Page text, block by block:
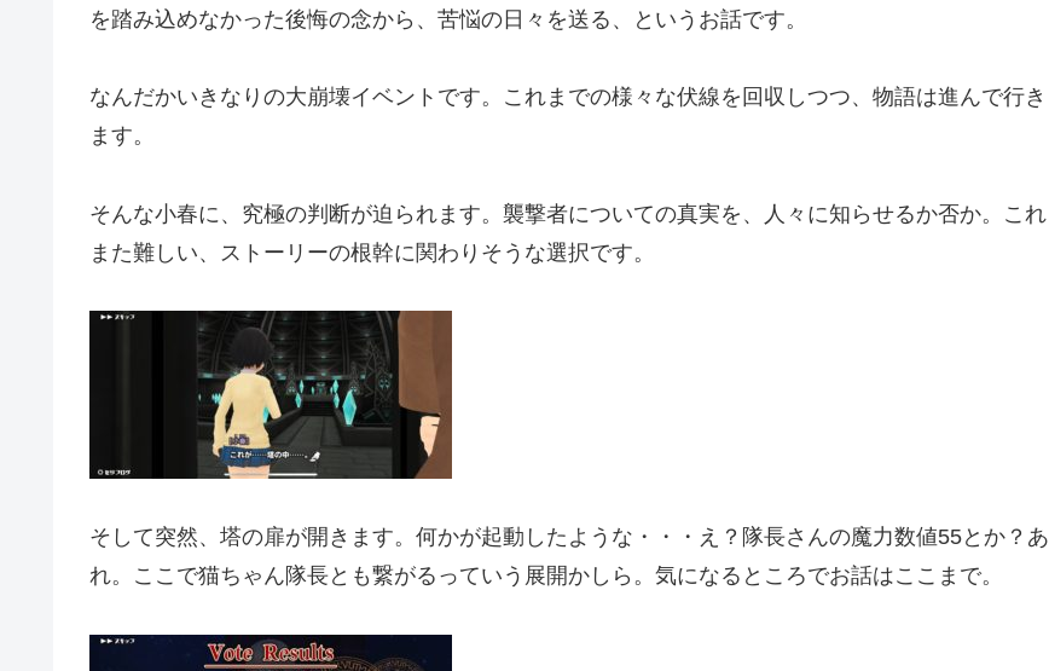
を踏み込めなかった後悔の念から、苦悩の日々を送る、というお話です。
なんだかいきなりの大崩壊イベントです。これまでの様々な伏線を回収しつつ、物語は進んで行き
ます。
そんな小春に、究極の判断が迫られます。襲撃者についての真実を、人々に知らせるか否か。これ
また難しい、ストーリーの根幹に関わりそうな選択です。
そして突然、塔の扉が開きます。何かが起動したような・・・え？隊長さんの魔力数値55とか？あ
れ。ここで猫ちゃん隊長とも繋がるっていう展開かしら。気になるところでお話はここまで。